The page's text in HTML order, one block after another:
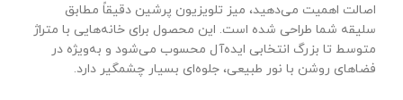
اصالت اهمیت می‌دهید، میز تلویزیون پرشین دقیقاً مطابق
سلیقه شما طراحی شده است. این محصول برای خانه‌هایی با متراژ
متوسط تا بزرگ انتخابی ایده‌آل محسوب می‌شود و به‌ویژه در
فضاهای روشن با نور طبیعی، جلوه‌ای بسیار چشمگیر دارد.